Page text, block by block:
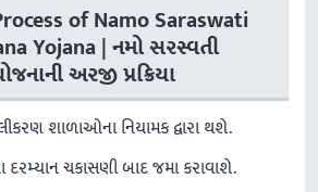
of Namo Saraswati
Yojana | નમો સરસ્વતી
અરજી પ્રક્રિયા
શાળાઓના નિયામક દ્વારા થશે.
દરમ્યાન ચકાસણી બાદ જમા કરાવાશે.